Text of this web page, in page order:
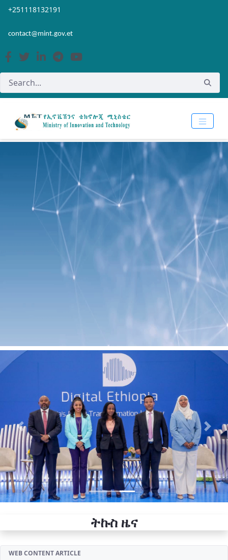
Skip to Main Content
Open Accessibility Menu
+251118132191
contact@mint.gov.et
Previous Next
ትኩስ ዜና
WEB CONTENT ARTICLE